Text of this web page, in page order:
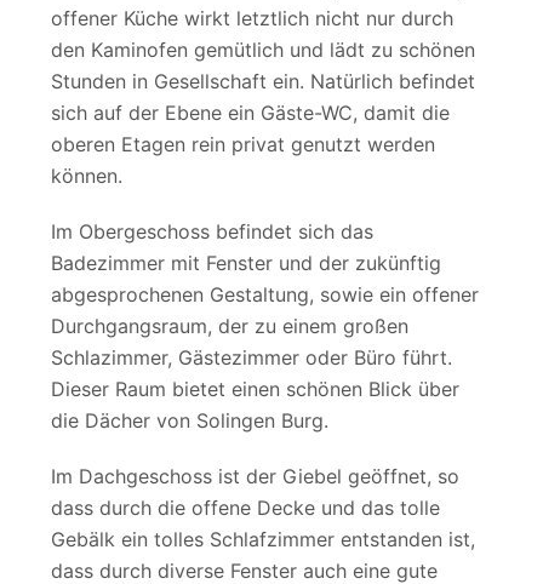
offener Küche wirkt letztlich nicht nur durch
den Kaminofen gemütlich und lädt zu schönen
Stunden in Gesellschaft ein. Natürlich befindet
sich auf der Ebene ein Gäste-WC, damit die
oberen Etagen rein privat genutzt werden
können.
Im Obergeschoss befindet sich das
Badezimmer mit Fenster und der zukünftig
abgesprochenen Gestaltung, sowie ein offener
Durchgangsraum, der zu einem großen
Schlazimmer, Gästezimmer oder Büro führt.
Dieser Raum bietet einen schönen Blick über
die Dächer von Solingen Burg.
Im Dachgeschoss ist der Giebel geöffnet, so
dass durch die offene Decke und das tolle
Gebälk ein tolles Schlafzimmer entstanden ist,
dass durch diverse Fenster auch eine gute